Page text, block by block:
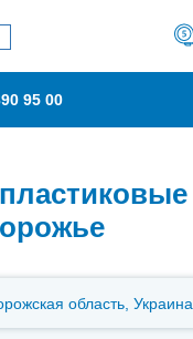
95 00